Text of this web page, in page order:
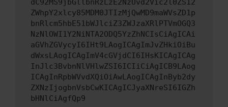
dC92MS9jbGllbnRzLzE2NzUvd2Vic2l0ZS12
ZWhpY2xlcy85MDM0JTIzMjQwMD9maWVsZD1p
bnRlcm5hbE51bWJlciZ3ZWJzaXRlPTVmOGQ3
NzNlOWI1Y2NiNTA2ODQ5YzZhNCIsCiAgICAi
aGVhZGVycyI6IHt9LAogICAgImJvZHkiOiBu
dWxsLAogICAgImV4cGVjdCI6IHsKICAgICAg
InJlc3BvbnNlVHlwZSI6ICIiCiAgICB9LAog
ICAgInRpbWVvdXQiOiAwLAogICAgInByb2dy
ZXNzIjogbnVsbCwKICAgICJyaXNreSI6IGZh
bHNlCiAgfQp9